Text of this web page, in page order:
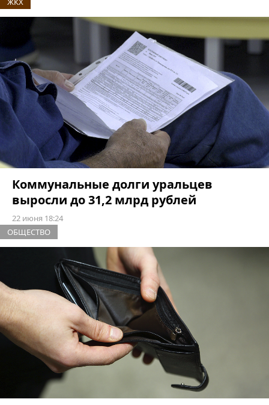
Коммунальные долги уральцев
выросли до 31,2 млрд рублей
22 июня 18:24
ОБЩЕСТВО